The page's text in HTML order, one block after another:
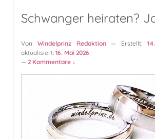
Schwanger heiraten?
VonWindelprinz Redaktion — Erstellt:
aktualisiert:16. Mai 2026
—2 Kommentare ↓